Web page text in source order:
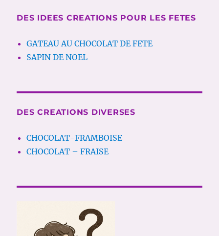
DES IDEES CREATIONS POUR LES FETES
GATEAU AU CHOCOLAT DE FETE
SAPIN DE NOEL
DES CREATIONS DIVERSES
CHOCOLAT-FRAMBOISE
CHOCOLAT – FRAISE